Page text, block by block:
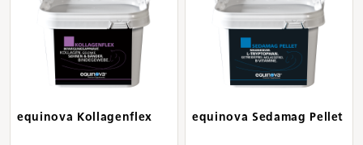
equinova Kollagenflex equinova Sedamag Pellet